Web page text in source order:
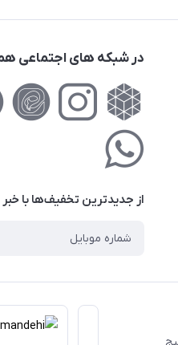
در شبکه های اجتماعی
از جدید‌ترین تخفیف‌ها با‌